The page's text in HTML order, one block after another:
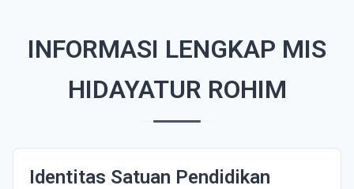
INFORMASI LENGKAP MIS
HIDAYATUR ROHIM
Identitas Satuan Pendidikan